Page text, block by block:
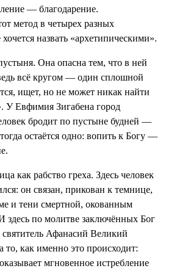
— благодарение.
метод в четырех разных
назвать «архетипическими».
Она опасна тем, что в ней
всё кругом — один сплошной
ищет, но не может никак найти
У Евфимия Зигабена город
бродит по пустыне будней —
остаётся одно: вопить к Богу —
как рабство греха. Здесь человек
он связан, прикован к темнице,
и тени смертной, окованным
здесь по молитве заключённых Бог
Афанасий Великий
то, как именно это происходит:
мгновенное истребление